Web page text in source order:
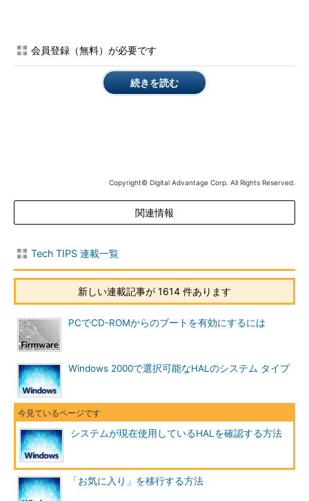
操作方法
●現在使用中のHALはデバイス マネージャで簡単に確認可能
今述べたHALの切り替えは、Windows 2000のインストール時
これには、コントロールパネルの［システム］アイコンをダブ
ルクリックし、表示される［システムのプロパティ］ダイアログ
［システムのプロパティ］ダイアログの［ハード
ウェア］タブ
コントロールパネルの［システム］アイコンをダ
ブルクリックし、表示される［システムのプロパ
ティ］ダイアログの［ハードウェア］タブを表示
したところ。ここからデバイス マネージャを起動
できる。
会員登録（無料）が必要です
続きを読む
Copyright© Digital Advantage Corp. All Rights Reserved.
関連情報
Tech TIPS 連載一覧
新しい連載記事が 1614 件あります
PCでCD-ROMからのブートを有効にするには
Windows 2000で選択可能なHALのシステム タイプ
システムが現在使用しているHALを確認する方法
「お気に入り」を移行する方法